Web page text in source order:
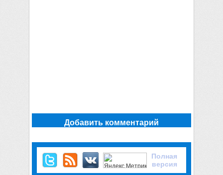
Добавить комментарий
Полная
версия